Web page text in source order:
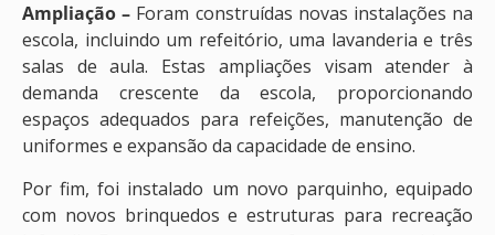
Ampliação – Foram construídas novas instalações na
escola, incluindo um refeitório, uma lavanderia e três
salas de aula. Estas ampliações visam atender à
demanda crescente da escola, proporcionando
espaços adequados para refeições, manutenção de
uniformes e expansão da capacidade de ensino.
Por fim, foi instalado um novo parquinho, equipado
com novos brinquedos e estruturas para recreação